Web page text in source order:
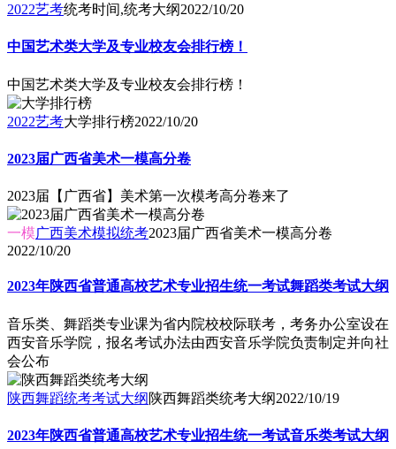
2022艺考统考时间,统考大纲2022/10/20
中国艺术类大学及专业校友会排行榜！
中国艺术类大学及专业校友会排行榜！
2022艺考大学排行榜2022/10/20
2023届广西省美术一模高分卷
2023届【广西省】美术第一次模考高分卷来了
一模广西美术模拟统考2023届广西省美术一模高分卷
2022/10/20
2023年陕西省普通高校艺术专业招生统一考试舞蹈类考试大纲
音乐类、舞蹈类专业课为省内院校校际联考，考务办公室设在
西安音乐学院，报名考试办法由西安音乐学院负责制定并向社
会公布
陕西舞蹈统考考试大纲 陕西舞蹈类统考大纲2022/10/19
2023年陕西省普通高校艺术专业招生统一考试音乐类考试大纲